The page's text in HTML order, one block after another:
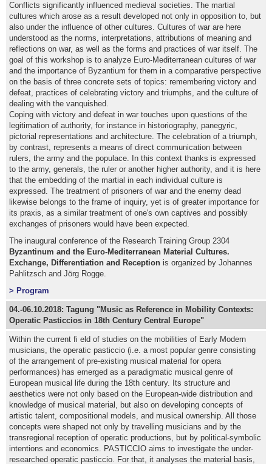
Conflicts significantly influenced medieval societies. The martial
cultures which arose as a result developed not only in opposition to, but
also under the influence of other cultures. Cultures of war are here
understood as the norms, interpretations, attributions of meaning and
reflections on war, as well as the forms and practices of war itself. The
goal of this workshop is to analyze Euro-Mediterranean cultures of war
and the importance of Byzantium for them in a comparative perspective
on the basis of three concrete sets of topics: remembering victory and
defeat, practices of celebrating victory and triumphs, and the culture of
dealing with the vanquished.
Coping with victory and defeat in war touches upon questions of the
legitimation of authority, for instance in historiography, panegyric,
pictorial representations and architecture. The celebration of a triumph,
by contrast, represents a means of direct communication between
rulers, the army and the populace. In this context thanks is expressed
to the army, generals, the ruler or another higher authority, and it is here
that the embedding of the martial in each individual culture is
expressed. The treatment of prisoners of war and the enemy dead
likewise belongs to the frame of inquiry, yet is of greater importance for
its praxis, as a similar treatment of one's own captives and possibly
exchanges of prisoners would have been expected.
The inaugural conference of the Research Training Group 2304
Byzantinum and the Euro-Mediterranean Material Cultures.
Exchange, Differentiation and Reception is organized by Johannes
Pahlitzsch and Jörg Rogge.
> Program
04.-06.10.2018: Tagung "Music as Reference in Mobility Contexts:
Operatic Pasticcios in 18th Century Central Europe"
Within the current fi eld of studies on the mobilities of Early Modern
musicians, the operatic pasticcio (i.e. a most popular genre consisting
of the arrangement of pre-existing musical material for opera
performances) has emerged as a paradigmatic musical genre of
European musical life during the 18th century. Its structure and
aesthetics were not only based on the European-wide distribution and
knowledge of musical material, but also on developing concepts of
artistic talent, compositional models, and musical ownership. All those
concepts were shaped not only by travelling musicians and by the
transregional reception of operatic productions, but by political-symbolic
intentions and economics. PASTICCIO aims to investigate the under-
researched operatic pasticcio. For that, it analyses the material basis,